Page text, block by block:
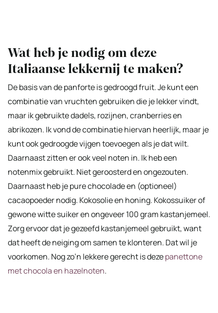
Wat heb je nodig om deze
Italiaanse lekkernij te maken?
De basis van de panforte is gedroogd fruit. Je kunt een
combinatie van vruchten gebruiken die je lekker vindt,
maar ik gebruikte dadels, rozijnen, cranberries en
abrikozen. Ik vond de combinatie hiervan heerlijk, maar je
kunt ook gedroogde vijgen toevoegen als je dat wilt.
Daarnaast zitten er ook veel noten in. Ik heb een
notenmix gebruikt. Niet geroosterd en ongezouten.
Daarnaast heb je pure chocolade en (optioneel)
cacaopoeder nodig. Kokosolie en honing. Kokossuiker of
gewone witte suiker en ongeveer 100 gram kastanjemeel.
Zorg ervoor dat je gezeefd kastanjemeel gebruikt, want
dat heeft de neiging om samen te klonteren. Dat wil je
voorkomen. Nog zo’n lekkere gerecht is dezepanettone
met chocola en hazelnoten.